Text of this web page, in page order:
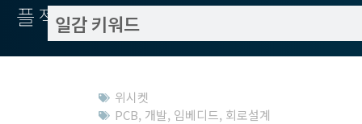
플젝서치
위시켓
PCB, 개발, 임베디드, 회로설계